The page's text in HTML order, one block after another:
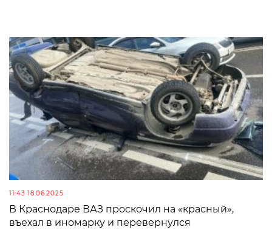
11:43 18.06.2025
В Краснодаре ВАЗ проскочил на «красный»,
въехал в иномарку и перевернулся